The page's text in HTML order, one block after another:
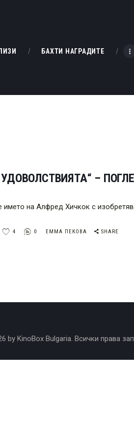
БАХТИ НАГРАДИТЕ
–
на Алфред Хичкок с
4 0 ЕММА ПЕКОВА SHARE
by KinoBox Bulgaria. Всички права